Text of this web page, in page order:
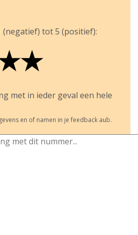
(negatief) tot 5 (positief):
★
met in ieder geval een hele
en of namen in je feedback aub.